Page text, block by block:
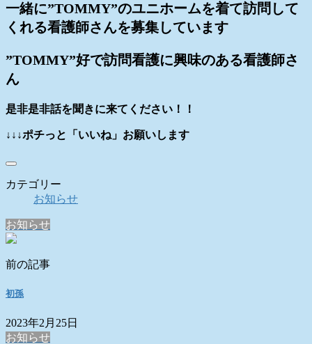
一緒に”TOMMY”のユニホームを着て訪問して
くれる看護師さんを募集しています
”TOMMY”好で訪問看護に興味のある看護師さ
ん
是非是非話を聞きに来てください！！
↓↓↓ポチっと「いいね」お願いします
カテゴリー
お知らせ
お知らせ
前の記事
初孫
2023年2月25日
お知らせ